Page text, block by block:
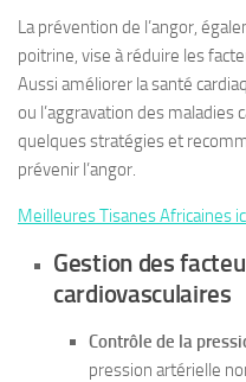
La prévention de l’angor,
poitrine, vise à réduire les
Aussi améliorer la santé
ou l’aggravation des maladies
quelques stratégies et
prévenir l’angor.
Meilleures Tisanes Africaines
Gestion des
cardiovasculaires
Contrôle de la
pression artérielle